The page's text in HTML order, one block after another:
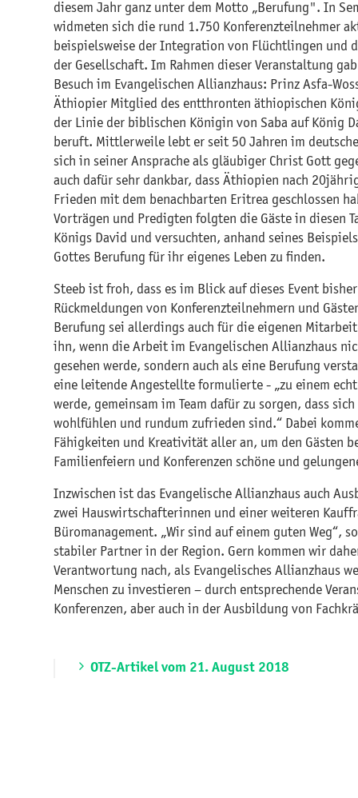
diesem Jahr ganz unter dem Motto „Berufung". In
widmeten sich die rund 1.750 Konferenzteilnehmer
beispielsweise der Integration von Flüchtlingen und
der Gesellschaft. Im Rahmen dieser Veranstaltung
Besuch im Evangelischen Allianzhaus: Prinz Asfa-
Äthiopier Mitglied des entthronten äthiopischen
der Linie der biblischen Königin von Saba auf König
beruft. Mittlerweile lebt er seit 50 Jahren im
sich in seiner Ansprache als gläubiger Christ Gott
auch dafür sehr dankbar, dass Äthiopien nach
Frieden mit dem benachbarten Eritrea geschlossen
Vorträgen und Predigten folgten die Gäste in diesen
Königs David und versuchten, anhand seines
Gottes Berufung für ihr eigenes Leben zu finden.
Steeb ist froh, dass es im Blick auf dieses Event
Rückmeldungen von Konferenzteilnehmern und
Berufung sei allerdings auch für die eigenen
ihn, wenn die Arbeit im Evangelischen Allianzhaus
gesehen werde, sondern auch als eine Berufung
eine leitende Angestellte formulierte - „zu einem
werde, gemeinsam im Team dafür zu sorgen, dass
wohlfühlen und rundum zufrieden sind.“ Dabei
Fähigkeiten und Kreativität aller an, um den Gästen
Familienfeiern und Konferenzen schöne und
Inzwischen ist das Evangelische Allianzhaus auch
zwei Hauswirtschafterinnen und einer weiteren
Büromanagement. „Wir sind auf einem guten Weg“,
stabiler Partner in der Region. Gern kommen wir
Verantwortung nach, als Evangelisches Allianzhaus
Menschen zu investieren – durch entsprechende
Konferenzen, aber auch in der Ausbildung von
OTZ-Artikel vom 21. August 2018